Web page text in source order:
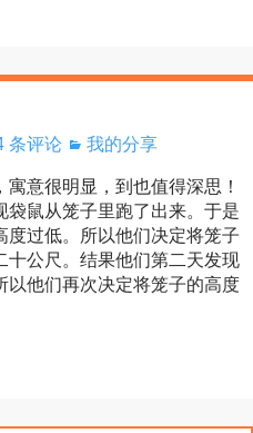
条评论 我的分享
意很明显，到也值得深思！
鼠从笼子里跑了出来。于是
过低。所以他们决定将笼子
十公尺。结果他们第二天发现
以他们再次决定将笼子的高度